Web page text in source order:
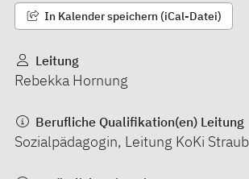
In Kalender speichern (iCal-Datei)
Leitung
Rebekka Hornung
Berufliche Qualifikation(en) Leitung
Sozialpädagogin, Leitung KoKi